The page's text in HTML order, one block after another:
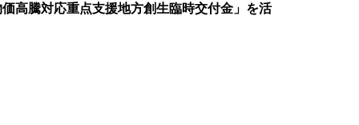
高騰対応重点支援地方創生臨時交付金」を活